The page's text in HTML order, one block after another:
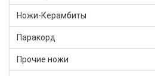
Ножи-Керамбиты
Паракорд
Прочие ножи